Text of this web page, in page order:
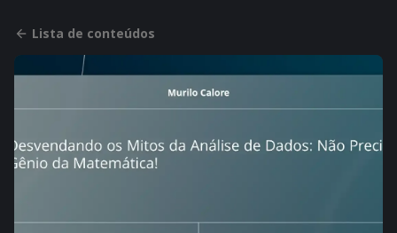
Lista de conteúdos